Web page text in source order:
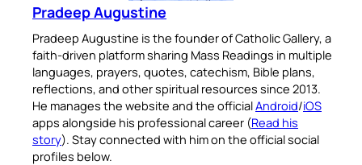
Pradeep Augustine
Pradeep Augustine is the founder of Catholic Gallery, a
faith-driven platform sharing Mass Readings in multiple
languages, prayers, quotes, catechism, Bible plans,
reflections, and other spiritual resources since 2013.
He manages the website and the officialAndroid/iOS
apps alongside his professional career (Read his
story). Stay connected with him on the official social
profiles below.